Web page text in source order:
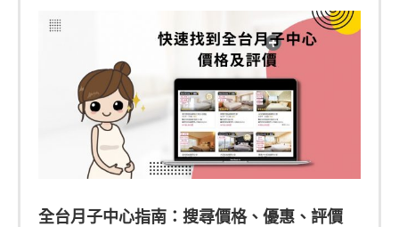
全台月子中心指南：搜尋價格、優惠、評價